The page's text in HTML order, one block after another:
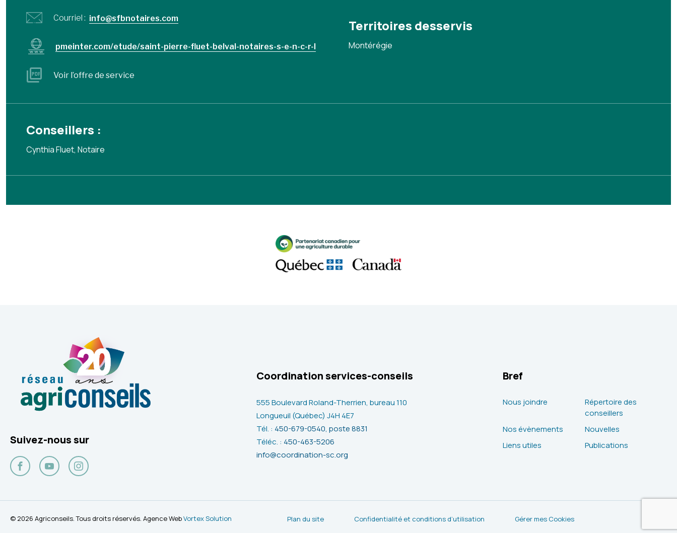
Courriel : info@sfbnotaires.com
pmeinter.com/etude/saint-pierre-fluet-belval-notaires-s-e-n-c-r-l
Voir l’offre de service
Territoires desservis
Montérégie
Conseillers :
Cynthia Fluet, Notaire
Suivez-nous sur
FacebookYouTubeInstagram
Coordination services-conseils
555 Boulevard Roland-Therrien, bureau 110
Longueuil (Québec) J4H 4E7
Tél. : 450-679-0540, poste 8831
Téléc. : 450-463-5206
info@coordination-sc.org
Bref
Nous joindre
Répertoire des
conseillers
Nos évènements
Nouvelles
Liens utiles
Publications
© 2026 Agriconseils. Tous droits réservés. Agence WebVortex Solution Plan du site Confidentialité et conditions d’utilisation Gérer mes Cookies